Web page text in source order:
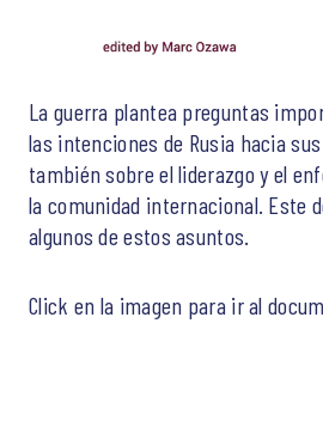
La guerra plantea preguntas
las intenciones de Rusia hacia
también sobre el liderazgo y el
la comunidad internacional. Este
algunos de estos asuntos.
Click en la imagen para ir al